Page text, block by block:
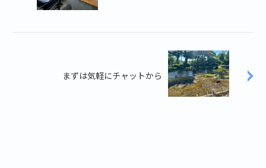
まずは気軽にチャットから